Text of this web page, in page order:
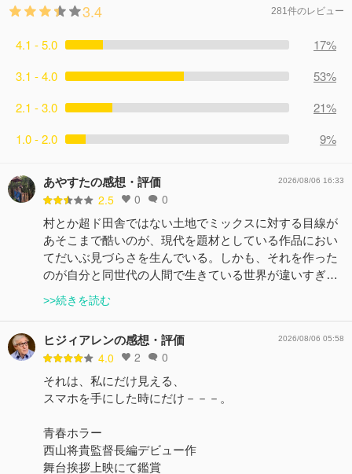
3.4 281件のレビュー
4.1 - 5.0
17%
3.1 - 4.0
53%
2.1 - 3.0
21%
1.0 - 2.0
9%
あやすたの感想・評価
2.5 0 0
2026/08/06 16:33
村とか超ド田舎ではない土地でミックスに対する目線が
あそこまで酷いのが、現代を題材としている作品におい
てだいぶ見づらさを生んでいる。しかも、それを作った
のが自分と同世代の人間で生きている世界が違いすぎ…
>>続きを読む
ヒジィアレンの感想・評価
4.0 2 0
2026/08/06 05:58
それは、私にだけ見える、
スマホを手にした時にだけ－－－。
青春ホラー
西山将貴監督長編デビュー作
舞台挨拶上映にて鑑賞